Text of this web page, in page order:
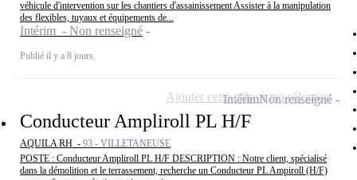
véhicule d'intervention sur les chantiers d'assainissement Assister à la manipulation
des flexibles, tuyaux et équipements de...
Intérim - Non renseigné
Publié il y a 8 jours
Conducteur Ampliroll PL H/F
AQUILA RH - 93 - VILLETANEUSE
POSTE : Conducteur Ampliroll PL H/F DESCRIPTION : Notre client, spécialisé
dans la démolition et le terrassement, recherche un Conducteur PL Ampiroll (H/F)
IntérimNon renseigné
Ajouter cette offre à ma sélection